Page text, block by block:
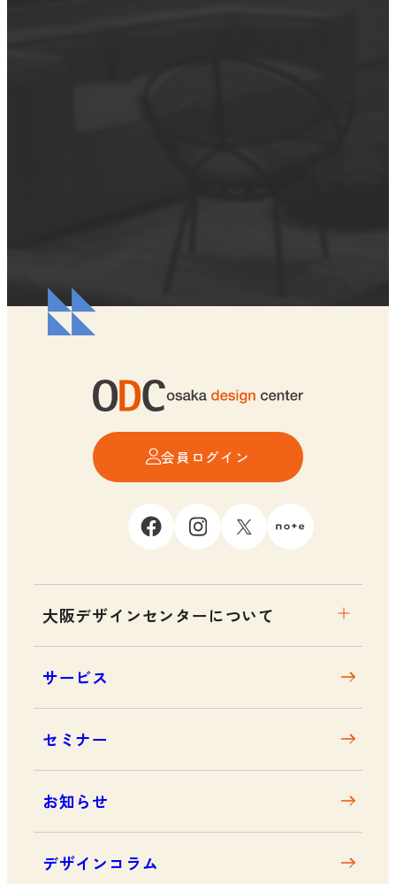
会員ログイン
大阪デザインセンターについて
デザイン経営とは
サービス
セミナー
お知らせ
デザインコラム